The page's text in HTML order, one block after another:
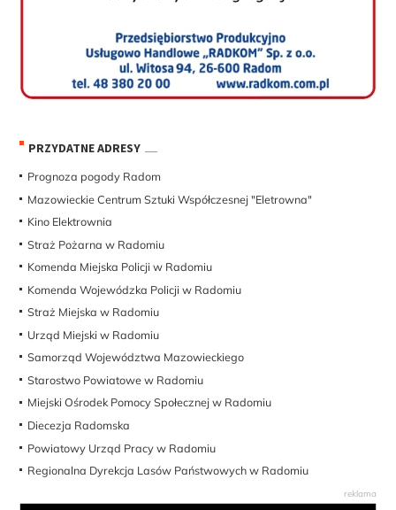
PRZYDATNE ADRESY
Prognoza pogody Radom
Mazowieckie Centrum Sztuki Współczesnej "Eletrowna"
Kino Elektrownia
Straż Pożarna w Radomiu
Komenda Miejska Policji w Radomiu
Komenda Wojewódzka Policji w Radomiu
Straż Miejska w Radomiu
Urząd Miejski w Radomiu
Samorząd Województwa Mazowieckiego
Starostwo Powiatowe w Radomiu
Miejski Ośrodek Pomocy Społecznej w Radomiu
Diecezja Radomska
Powiatowy Urząd Pracy w Radomiu
Regionalna Dyrekcja Lasów Państwowych w Radomiu